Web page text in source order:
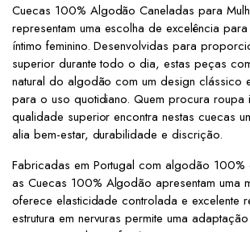
Cuecas 100% Algodão Caneladas para
representam uma escolha de excelência
íntimo feminino. Desenvolvidas para
superior durante todo o dia, estas peças
natural do algodão com um design clássico
para o uso quotidiano. Quem procura roupa
qualidade superior encontra nestas cuecas
alia bem-estar, durabilidade e discrição.
Fabricadas em Portugal com algodão 100%
as Cuecas 100% Algodão apresentam uma
oferece elasticidade controlada e excelente
estrutura em nervuras permite uma